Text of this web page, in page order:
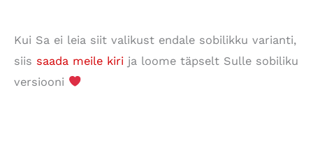
Kui Sa ei leia siit valikust endale sobilikku varianti,
siis saada meile kiri ja loome täpselt Sulle sobiliku
versiooni